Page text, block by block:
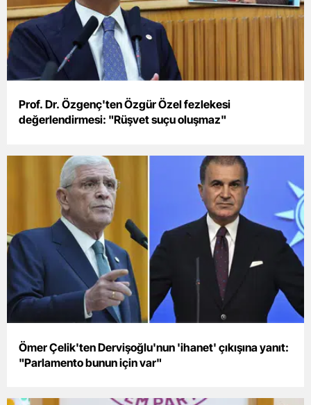
Edirne
Elazığ
Erzincan
Erzurum
Eskişehir
Gaziantep
Gümüşhane
Hakkari
Isparta
İstanbul
Prof. Dr. Özgenç'ten Özgür Özel fezlekesi
değerlendirmesi: "Rüşvet suçu oluşmaz"
Ömer Çelik'ten Dervişoğlu'nun 'ihanet' çıkışına yanıt:
"Parlamento bunun için var"